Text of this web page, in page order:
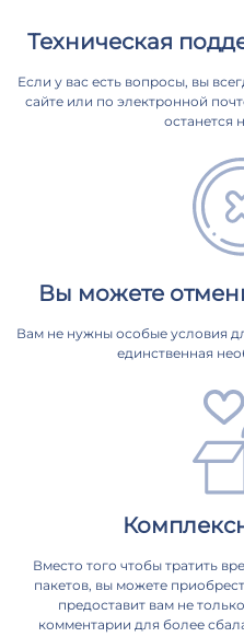
Техническая
Если у вас есть вопросы, вы
сайте или по электронной
останется
Вы можете
Вам не нужны особые условия
единственная
Вместо того чтобы тратить
пакетов, вы можете
предоставит вам не
комментарии для более